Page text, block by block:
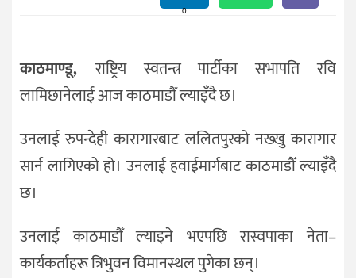
राजनीति
0
काठमाण्डू,राष्ट्रिय स्वतन्त्र पार्टीका सभापति रवि
लामिछानेलाई आज काठमाडौँ ल्याइँदै छ।
उनलाई रुपन्देही कारागारबाट ललितपुरको नख्खु कारागार
सार्न लागिएको हो। उनलाई हवाईमार्गबाट काठमाडौँ ल्याइँदै
छ।
उनलाई काठमाडौँ ल्याइने भएपछि रास्वपाका नेता–
कार्यकर्ताहरू त्रिभुवन विमानस्थल पुगेका छन्।